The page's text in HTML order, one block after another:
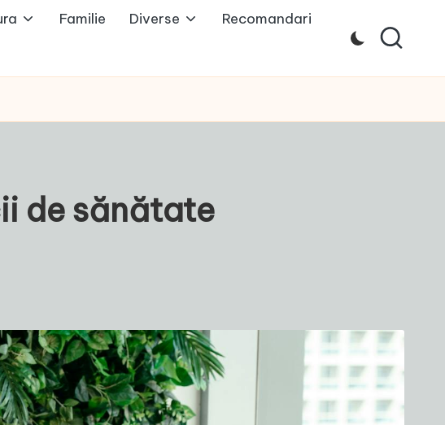
Familie Diverse Recomandari
de sănătate